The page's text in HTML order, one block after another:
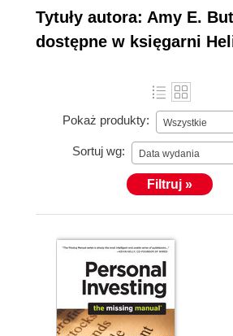
Tytuły autora: Amy E.
dostępne w księgarni
Pokaż produkty: Wszystkie
Sortuj wg: Data wydania
Filtruj »